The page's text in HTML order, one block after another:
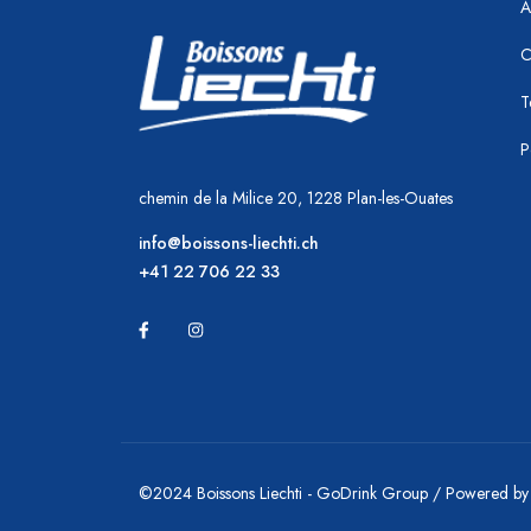
chemin de la Milice 20, 1228 Plan-les-Ouates
info@boissons-liechti.ch
+41 22 706 22 33
©2024 Boissons Liechti - GoDrink Group / Powered by